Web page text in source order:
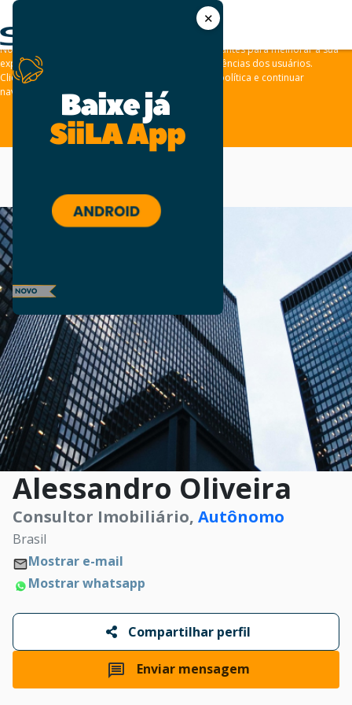
✕
As leis de privacidade dos usuários estão mudando e por isso nós
convidamos você a revisar a nossa
Nós usamos cookies e outras tecnologias semelhantes para melhorar a sua
experiência em nossos sites e lembrar das preferências dos usuários.
Clique em “aceitar” para concordar com a nossa política e continuar
navegando em nosso site.
ACEITAR
Alessandro Oliveira
Consultor Imobiliário, Autônomo
Brasil
Mostrar e-mail
Mostrar whatsapp
Compartilhar perfil
Enviar mensagem